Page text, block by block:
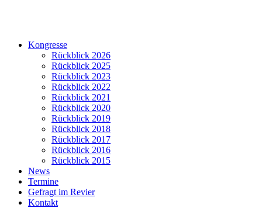
Kongresse
Rückblick 2026
Rückblick 2025
Rückblick 2023
Rückblick 2022
Rückblick 2021
Rückblick 2020
Rückblick 2019
Rückblick 2018
Rückblick 2017
Rückblick 2016
Rückblick 2015
News
Termine
Gefragt im Revier
Kontakt